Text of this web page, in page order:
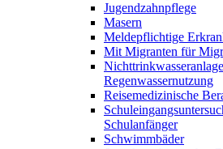
Jugendzahnpflege
Masern
Meldepflichtige
Mit Migranten für
Regenwassernutzung
Reisemedizinische
Schulanfänger
Schwimmbäder